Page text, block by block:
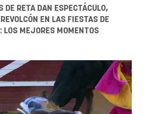
DE RETA DAN ESPECTÁCULO,
EN LAS FIESTAS DE
LOS MEJORES MOMENTOS